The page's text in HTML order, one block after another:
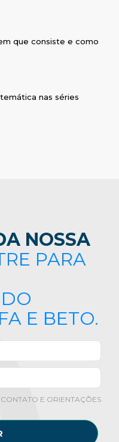
que consiste e como
nas séries
NOSSA
PARA
E BETO.
E ORIENTAÇÕES